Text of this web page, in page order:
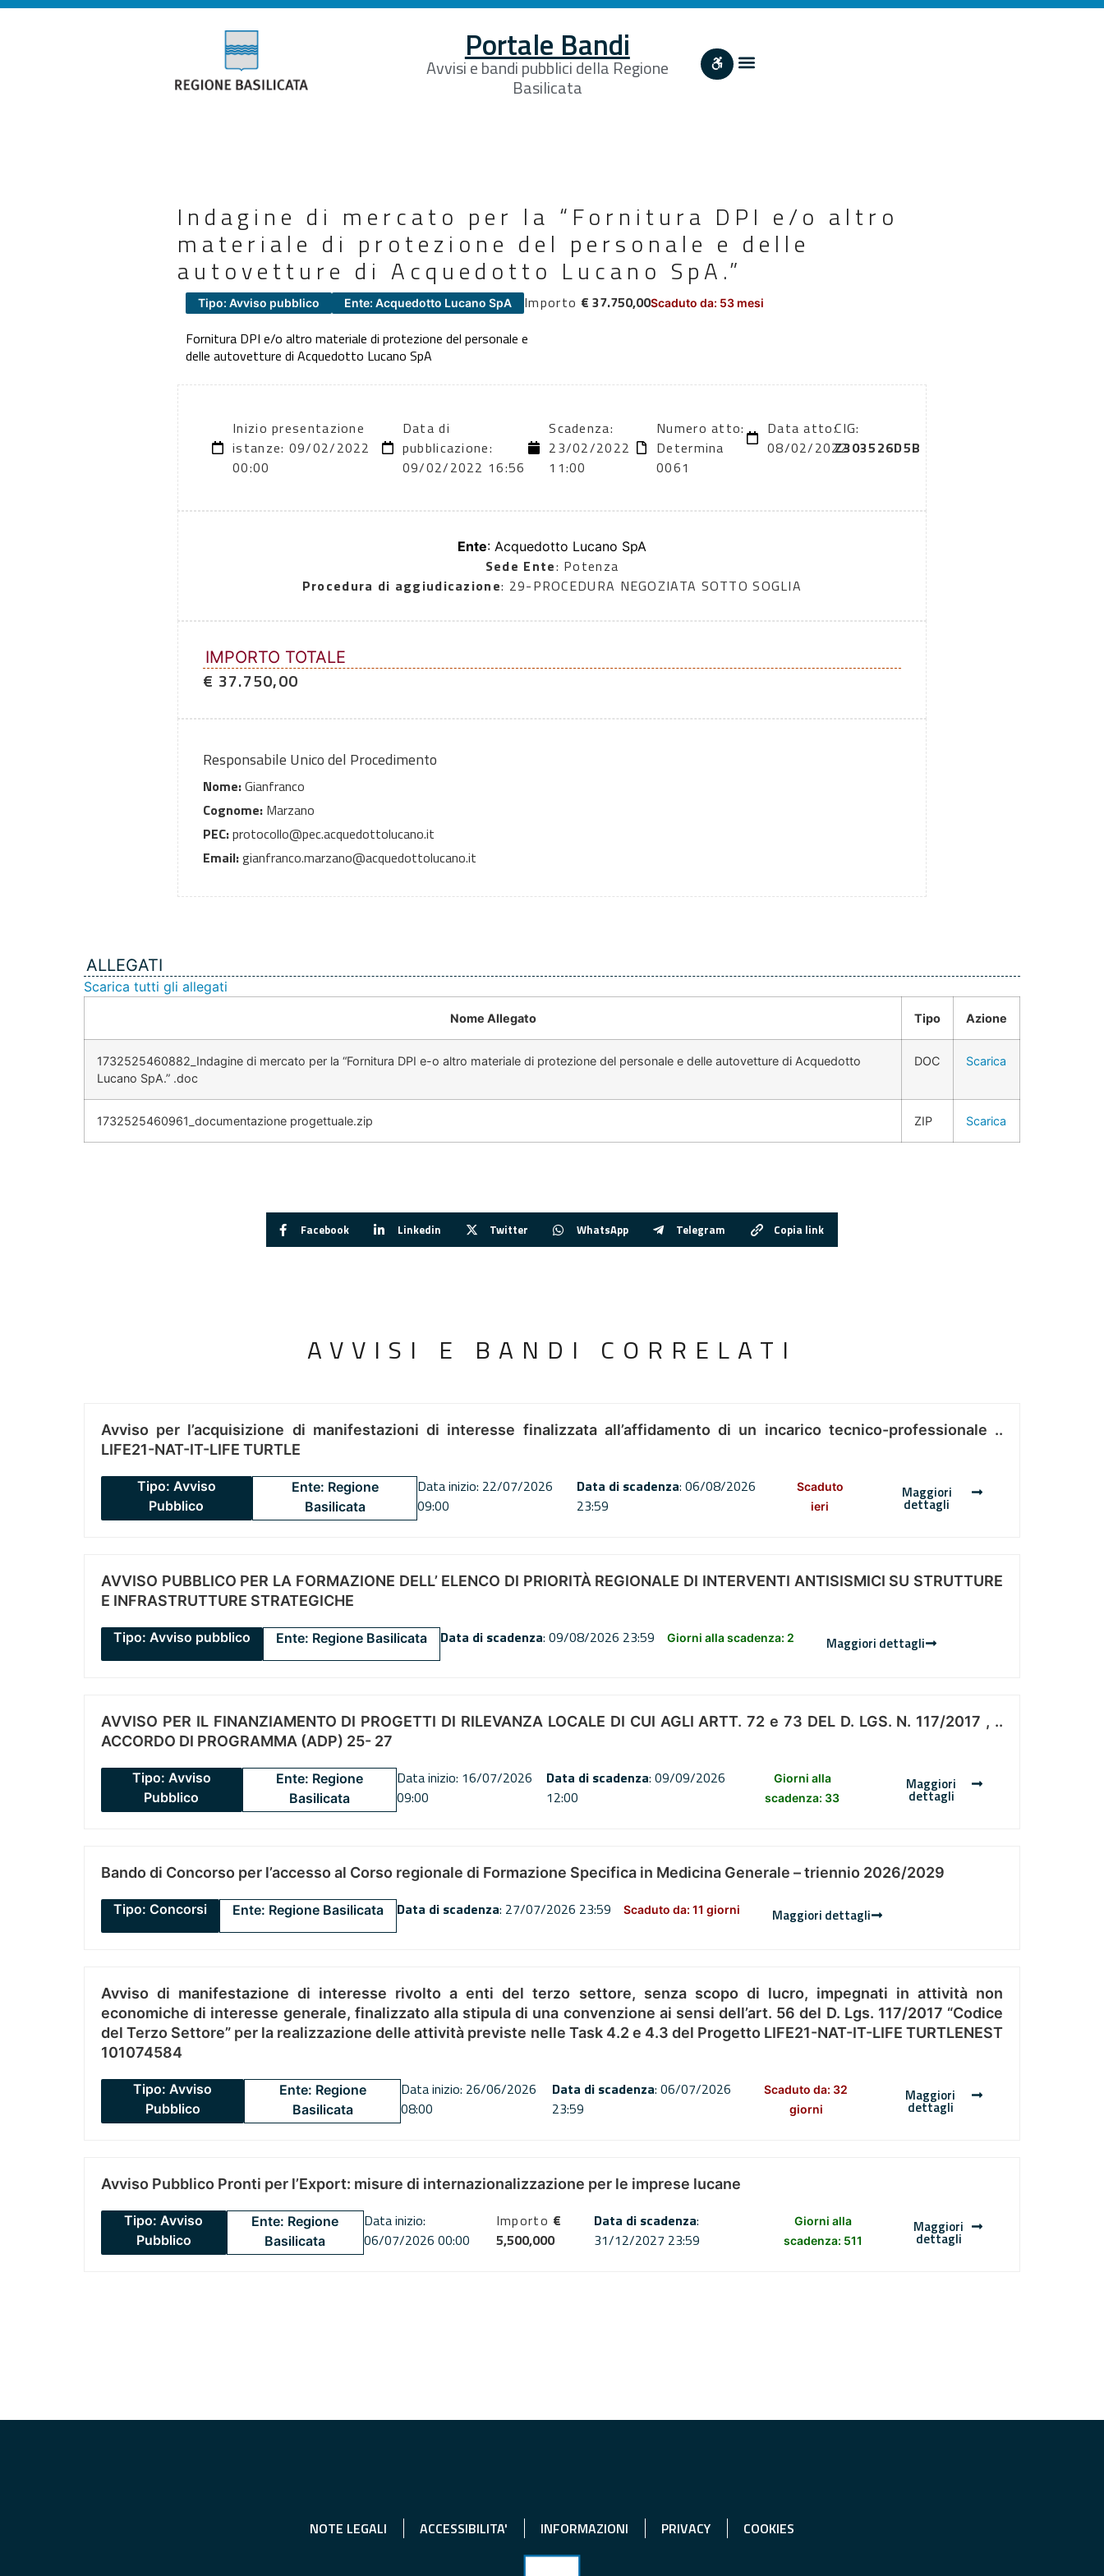
Portale Bandi
Avvisi e bandi pubblici della Regione
Basilicata
Indagine di mercato per la “Fornitura DPI e/o altro
materiale di protezione del personale e delle
autovetture di Acquedotto Lucano SpA.”
Tipo: Avviso pubblico Ente: Acquedotto Lucano SpA Importo € 37.750,00Scaduto da: 53 mesi
Fornitura DPI e/o altro materiale di protezione del personale e
delle autovetture di Acquedotto Lucano SpA
Inizio presentazione
istanze: 09/02/2022
00:00
Data di
pubblicazione:
09/02/2022 16:56
Scadenza:
23/02/2022
11:00
Numero atto:
Determina
0061
Data atto:
08/02/2022
CIG:
Z303526D5B
Ente: Acquedotto Lucano SpA
Sede Ente: Potenza
Procedura di aggiudicazione: 29-PROCEDURA NEGOZIATA SOTTO SOGLIA
IMPORTO TOTALE
€ 37.750,00
Responsabile Unico del Procedimento
Nome:Gianfranco
Cognome: Marzano
PEC:protocollo@pec.acquedottolucano.it
Email:gianfranco.marzano@acquedottolucano.it
ALLEGATI
Scarica tutti gli allegati
Nome Allegato Tipo Azione
1732525460882_Indagine di mercato per la “Fornitura DPI e-o altro materiale di protezione del personale e delle autovetture di Acquedotto
Lucano SpA.” .doc
DOC Scarica
1732525460961_documentazione progettuale.zip ZIP Scarica
Facebook Linkedin Twitter WhatsApp Telegram Copia link
AVVISI E BANDI CORRELATI
Avviso per l’acquisizione di manifestazioni di interesse finalizzata all’affidamento di un incarico tecnico-professionale ..
LIFE21-NAT-IT-LIFE TURTLE
Tipo: Avviso
Pubblico
Ente: Regione
Basilicata
Data inizio: 22/07/2026
09:00
Data di scadenza: 06/08/2026
23:59
Scaduto
ieri
Maggiori
dettagli
AVVISO PUBBLICO PER LA FORMAZIONE DELL’ ELENCO DI PRIORITÀ REGIONALE DI INTERVENTI ANTISISMICI SU STRUTTURE
E INFRASTRUTTURE STRATEGICHE
Tipo: Avviso pubblico Ente: Regione Basilicata Data di scadenza: 09/08/2026 23:59 Giorni alla scadenza: 2 Maggiori dettagli
AVVISO PER IL FINANZIAMENTO DI PROGETTI DI RILEVANZA LOCALE DI CUI AGLI ARTT. 72 e 73 DEL D. LGS. N. 117/2017 , ..
ACCORDO DI PROGRAMMA (ADP) 25- 27
Tipo: Avviso
Pubblico
Ente: Regione
Basilicata
Data inizio: 16/07/2026
09:00
Data di scadenza: 09/09/2026
12:00
Giorni alla
scadenza: 33
Maggiori
dettagli
Bando di Concorso per l’accesso al Corso regionale di Formazione Specifica in Medicina Generale – triennio 2026/2029
Tipo: Concorsi Ente: Regione Basilicata Data di scadenza: 27/07/2026 23:59 Scaduto da: 11 giorni Maggiori dettagli
Avviso di manifestazione di interesse rivolto a enti del terzo settore, senza scopo di lucro, impegnati in attività non
economiche di interesse generale, finalizzato alla stipula di una convenzione ai sensi dell’art. 56 del D. Lgs. 117/2017 “Codice
del Terzo Settore” per la realizzazione delle attività previste nelle Task 4.2 e 4.3 del Progetto LIFE21-NAT-IT-LIFE TURTLENEST
101074584
Tipo: Avviso
Pubblico
Ente: Regione
Basilicata
Data inizio: 26/06/2026
08:00
Data di scadenza: 06/07/2026
23:59
Scaduto da: 32
giorni
Maggiori
dettagli
Avviso Pubblico Pronti per l’Export: misure di internazionalizzazione per le imprese lucane
Tipo: Avviso
Pubblico
Ente: Regione
Basilicata
Data inizio:
06/07/2026 00:00
Importo €
5,500,000
Data di scadenza:
31/12/2027 23:59
Giorni alla
scadenza: 511
Maggiori
dettagli
NOTE LEGALI ACCESSIBILITA' INFORMAZIONI PRIVACY COOKIES